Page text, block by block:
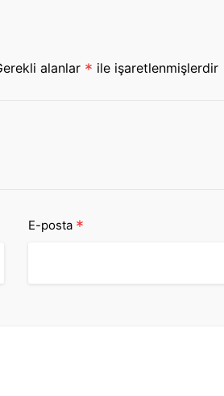
alanlar * ile işaretlenmişlerdir
E-posta *